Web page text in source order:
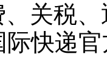
关税
际快递